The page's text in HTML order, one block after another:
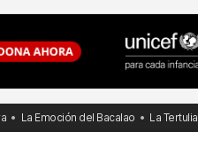
La Emoción del Bacalao La Tertulia